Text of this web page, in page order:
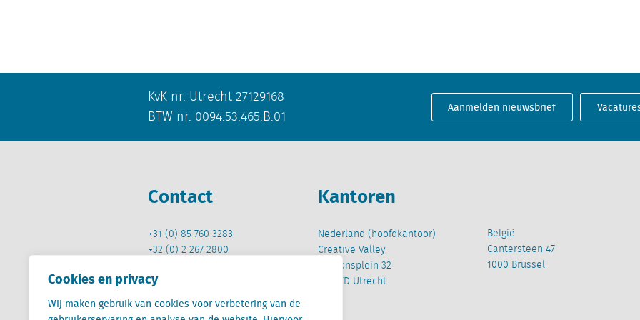
Cookies en privacy
Wij maken gebruik van cookies voor verbetering van de
KvK nr. Utrecht 27129168
BTW nr. 0094.53.465.B.01
Aanmelden nieuwsbrief
Contact
+31 (0) 85 760 3283
+32 (0) 2 267 2800
info@locatus.com
Kantoren
Nederland (hoofdkantoor)
Creative Valley
Stationsplein 32
3511 ED Utrecht
België
Cantersteen 47
1000 Brussel